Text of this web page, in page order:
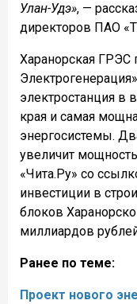
Улан-Удэ», —
директоров ПАО
Харанорская
электростанция в
края и самая
энергосистемы.
увеличит
«Чита.Ру» со
инвестиции в
блоков
миллиардов
Ранее по теме:
Проект нового